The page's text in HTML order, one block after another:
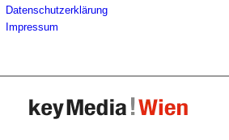
Datenschutzerklärung
Impressum